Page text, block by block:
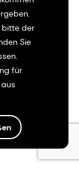
bitte der
Sie
für